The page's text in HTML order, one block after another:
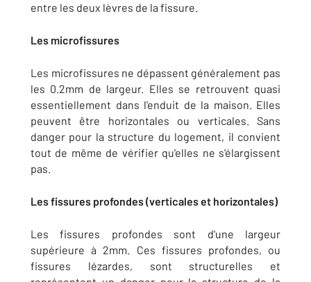
entre les deux lèvres de la fissure.
Les microfissures
Les microfissures ne dépassent généralement pas
les 0.2mm de largeur. Elles se retrouvent quasi
essentiellement dans l'enduit de la maison. Elles
peuvent être horizontales ou verticales. Sans
danger pour la structure du logement, il convient
tout de même de vérifier qu'elles ne s'élargissent
pas.
Les fissures profondes (verticales et horizontales)
Les fissures profondes sont d'une largeur
supérieure à 2mm. Ces fissures profondes, ou
fissures lézardes, sont structurelles et